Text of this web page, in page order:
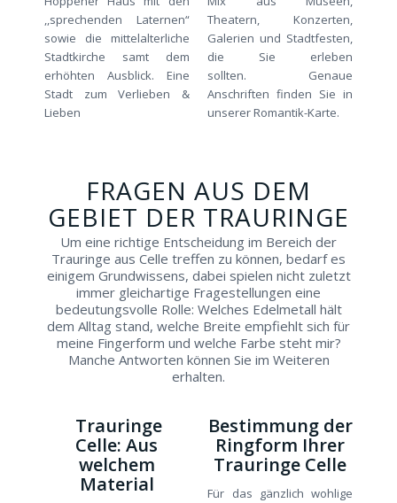
,,sprechenden Laternen“
sowie die mittelalterliche
Stadtkirche samt dem
erhöhten Ausblick. Eine
Stadt zum Verlieben &
Lieben
Theatern, Konzerten,
Galerien und Stadtfesten,
die Sie erleben
sollten. Genaue
Anschriften finden Sie in
unserer Romantik-Karte.
FRAGEN AUS DEM
GEBIET DER TRAURINGE
Um eine richtige Entscheidung im Bereich der
Trauringe aus Celle treffen zu können, bedarf es
einigem Grundwissens, dabei spielen nicht zuletzt
immer gleichartige Fragestellungen eine
bedeutungsvolle Rolle: Welches Edelmetall hält
dem Alltag stand, welche Breite empfiehlt sich für
meine Fingerform und welche Farbe steht mir?
Manche Antworten können Sie im Weiteren
erhalten.
Trauringe
Celle: Aus
welchem
Material
Bestimmung der
Ringform Ihrer
Trauringe Celle
Für das gänzlich wohlige